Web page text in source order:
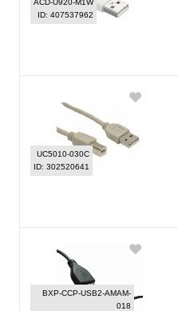
ACD-U920-M1W
ID: 407537962
UC5010-030C
ID: 302520641
BXP-CCP-USB2-AMAM-
018